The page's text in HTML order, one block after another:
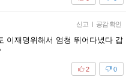
신고 | 공감 확인
이재명위해서 엄청 뛰어다녔다 갑
0
2